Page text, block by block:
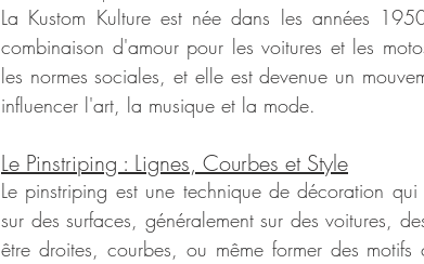
La Kustom Kulture est née dans les années
combinaison d'amour pour les voitures et les
les normes sociales, et elle est devenue un
influencer l'art, la musique et la mode.
Le Pinstriping : Lignes, Courbes et Style
Le pinstriping est une technique de décoration
sur des surfaces, généralement sur des voitures,
être droites, courbes, ou même former des